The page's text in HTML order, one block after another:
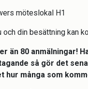
möteslokal H1
och din besättning kan
än 80 anmälningar!
så gör det
hur många som